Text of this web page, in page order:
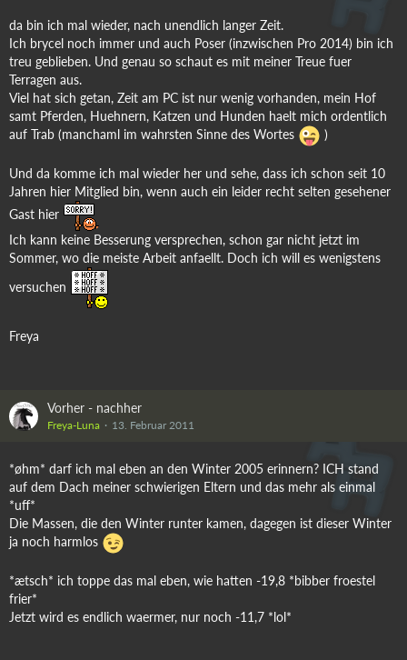
da bin ich mal wieder, nach unendlich langer Zeit.
Ich brycel noch immer und auch Poser (inzwischen Pro 2014) bin ich
treu geblieben. Und genau so schaut es mit meiner Treue fuer
Terragen aus.
Viel hat sich getan, Zeit am PC ist nur wenig vorhanden, mein Hof
samt Pferden, Huehnern, Katzen und Hunden haelt mich ordentlich
auf Trab (manchaml im wahrsten Sinne des Wortes
)
Und da komme ich mal wieder her und sehe, dass ich schon seit 10
Jahren hier Mitglied bin, wenn auch ein leider recht selten gesehener
Gast hier
Ich kann keine Besserung versprechen, schon gar nicht jetzt im
Sommer, wo die meiste Arbeit anfaellt. Doch ich will es wenigstens
versuchen
Freya
Vorher - nachher
Freya-Luna 13. Februar 2011
*øhm* darf ich mal eben an den Winter 2005 erinnern? ICH stand
auf dem Dach meiner schwierigen Eltern und das mehr als einmal
*uff*
Die Massen, die den Winter runter kamen, dagegen ist dieser Winter
ja noch harmlos
*ætsch* ich toppe das mal eben, wie hatten -19,8 *bibber froestel
frier*
Jetzt wird es endlich waermer, nur noch -11,7 *lol*